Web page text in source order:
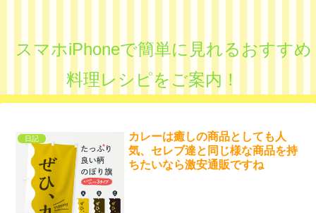
スマホiPhoneで簡単に見れるおすすめ
料理レシピをご案内！
日記
カレーは癒しの商品としても人
気、セレブ達と同じ様な商品を持
ちたいなら激安通販ですね